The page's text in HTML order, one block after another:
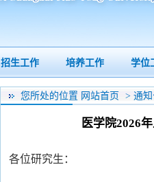
招生工作 培养工作 学位
医学院2026
各位研究生：
您所处的位置 网站首页 > 通